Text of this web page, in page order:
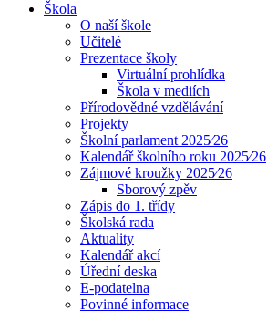
Škola
O naší škole
Učitelé
Prezentace školy
Virtuální prohlídka
Škola v mediích
Přírodovědné vzdělávání
Projekty
Školní parlament 2025⁄26
Kalendář školního roku 2025⁄26
Zájmové kroužky 2025⁄26
Sborový zpěv
Zápis do 1. třídy
Školská rada
Aktuality
Kalendář akcí
Úřední deska
E-podatelna
Povinné informace